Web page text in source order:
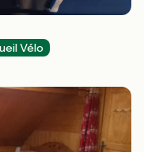
Vélo